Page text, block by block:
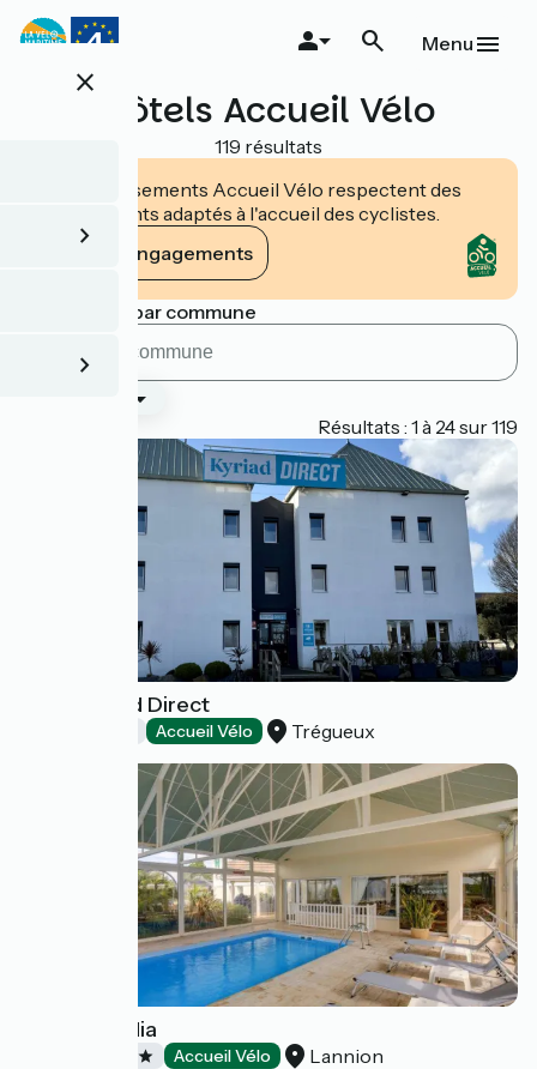
Aller
au
principalclose
Menu
Hôtels Accueil Vélo
119 résultats
Les établissements Accueil Vélo respectent des
engagements adaptés à l'accueil des cyclistes.
Voir les engagements
Rechercher par commune
Résultats : 1 à 24 sur 119
Hôtel Kyriad Direct
Accueil Vélo Trégueux
Hôtel Arcadia
Accueil Vélo Lannion